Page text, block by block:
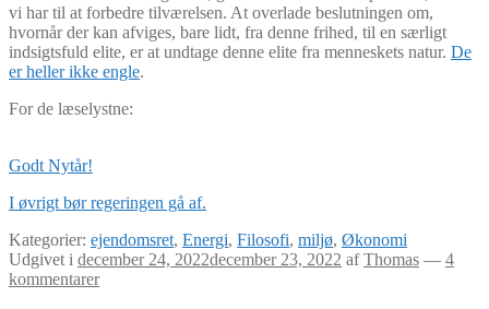
vi har til at forbedre tilværelsen. At overlade beslutningen om,
hvornår der kan afviges, bare lidt, fra denne frihed, til en særligt
indsigtsfuld elite, er at undtage denne elite fra menneskets natur. De
er heller ikke engle.
For de læselystne:
Godt Nytår!
I øvrigt bør regeringen gå af.
Kategorier: ejendomsret, Energi, Filosofi, miljø, Økonomi
Udgivet i december 24, 2022december 23, 2022 afThomas — 4
kommentarer